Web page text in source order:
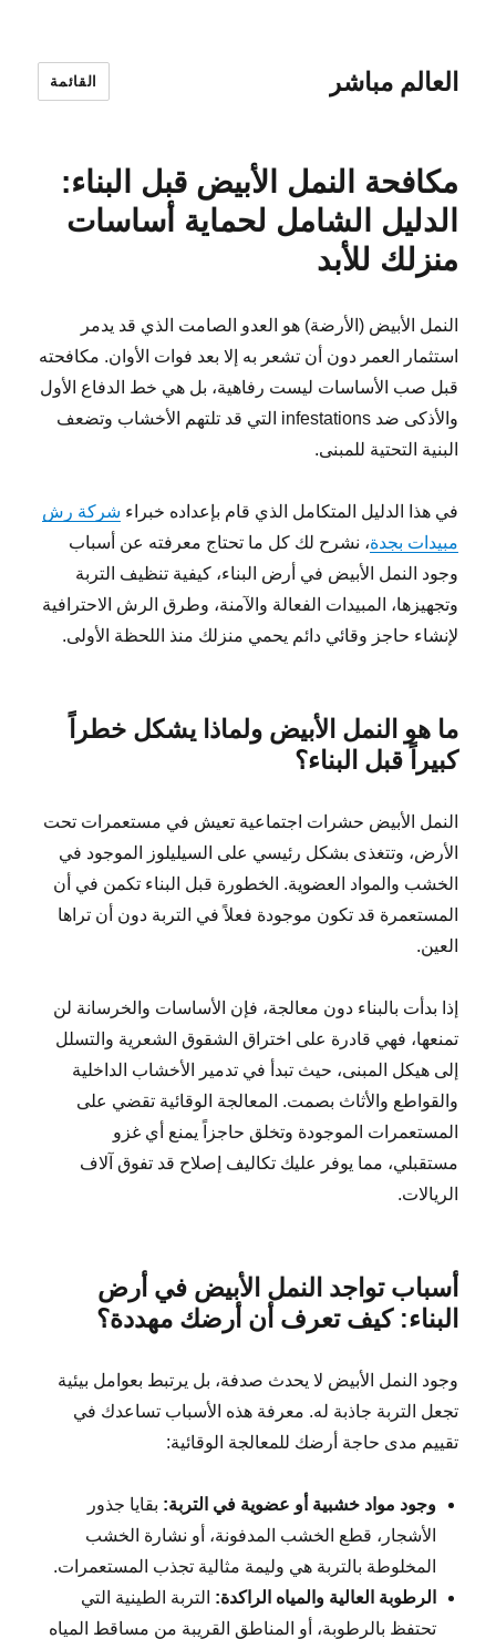
العالم مباشر القائمة
مكافحة النمل الأبيض قبل البناء:
الدليل الشامل لحماية أساسات
منزلك للأبد
النمل الأبيض (الأرضة) هو العدو الصامت الذي قد يدمر
استثمار العمر دون أن تشعر به إلا بعد فوات الأوان. مكافحته
قبل صب الأساسات ليست رفاهية، بل هي خط الدفاع الأول
والأذكى ضد infestations التي قد تلتهم الأخشاب وتضعف
البنية التحتية للمبنى.
في هذا الدليل المتكامل الذي قام بإعداده خبراء شركة رش
مبيدات بجدة، نشرح لك كل ما تحتاج معرفته عن أسباب
وجود النمل الأبيض في أرض البناء، كيفية تنظيف التربة
وتجهيزها، المبيدات الفعالة والآمنة، وطرق الرش الاحترافية
لإنشاء حاجز وقائي دائم يحمي منزلك منذ اللحظة الأولى.
ما هو النمل الأبيض ولماذا يشكل خطراً
كبيراً قبل البناء؟
النمل الأبيض حشرات اجتماعية تعيش في مستعمرات تحت
الأرض، وتتغذى بشكل رئيسي على السيليلوز الموجود في
الخشب والمواد العضوية. الخطورة قبل البناء تكمن في أن
المستعمرة قد تكون موجودة فعلاً في التربة دون أن تراها
العين.
إذا بدأت بالبناء دون معالجة، فإن الأساسات والخرسانة لن
تمنعها، فهي قادرة على اختراق الشقوق الشعرية والتسلل
إلى هيكل المبنى، حيث تبدأ في تدمير الأخشاب الداخلية
والقواطع والأثاث بصمت. المعالجة الوقائية تقضي على
المستعمرات الموجودة وتخلق حاجزاً يمنع أي غزو
مستقبلي، مما يوفر عليك تكاليف إصلاح قد تفوق آلاف
الريالات.
أسباب تواجد النمل الأبيض في أرض
البناء: كيف تعرف أن أرضك مهددة؟
وجود النمل الأبيض لا يحدث صدفة، بل يرتبط بعوامل بيئية
تجعل التربة جاذبة له. معرفة هذه الأسباب تساعدك في
تقييم مدى حاجة أرضك للمعالجة الوقائية:
وجود مواد خشبية أو عضوية في التربة: بقايا جذور
الأشجار، قطع الخشب المدفونة، أو نشارة الخشب
المخلوطة بالتربة هي وليمة مثالية تجذب المستعمرات.
الرطوبة العالية والمياه الراكدة: التربة الطينية التي
تحتفظ بالرطوبة، أو المناطق القريبة من مساقط المياه